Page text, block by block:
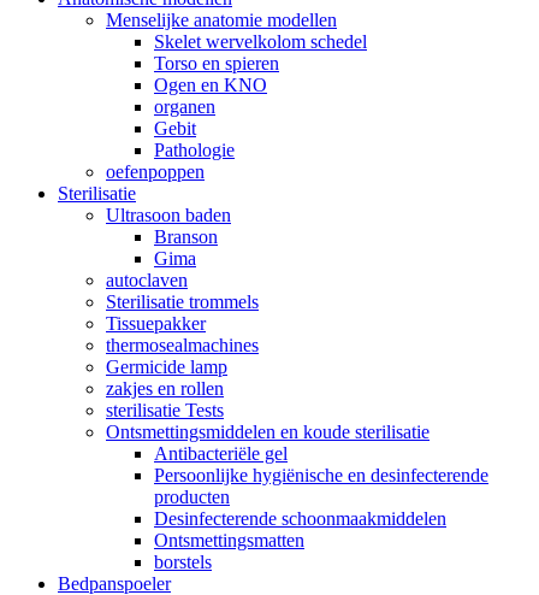
Menselijke anatomie modellen
Skelet wervelkolom schedel
Torso en spieren
Ogen en KNO
organen
Gebit
Pathologie
oefenpoppen
Sterilisatie
Ultrasoon baden
Branson
Gima
autoclaven
Sterilisatie trommels
Tissuepakker
thermosealmachines
Germicide lamp
zakjes en rollen
sterilisatie Tests
Ontsmettingsmiddelen en koude sterilisatie
Antibacteriële gel
Persoonlijke hygiënische en desinfecterende
producten
Desinfecterende schoonmaakmiddelen
Ontsmettingsmatten
borstels
Bedpanspoeler